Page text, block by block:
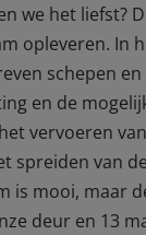
we het liefst?
opleveren.
schepen
en de
vervoeren
spreiden van
is mooi, maar
deur en 13